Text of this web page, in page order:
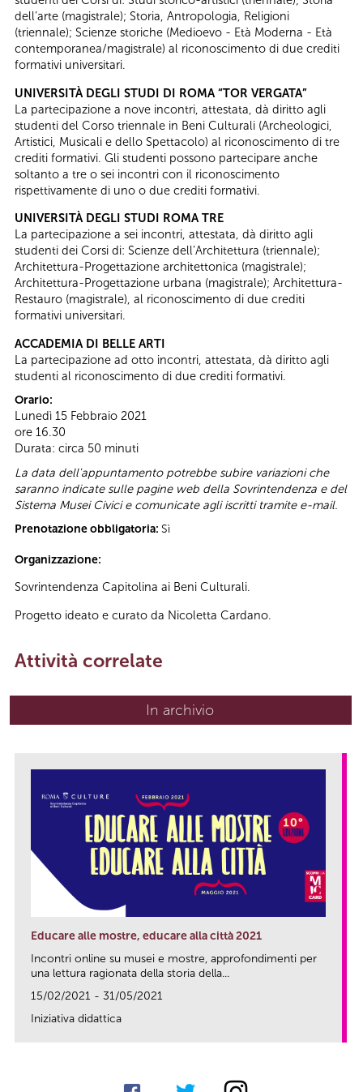
dell’arte (magistrale); Storia, Antropologia, Religioni
(triennale); Scienze storiche (Medioevo - Età Moderna - Età
contemporanea/magistrale) al riconoscimento di due crediti
formativi universitari.
UNIVERSITÀ DEGLI STUDI DI ROMA “TOR VERGATA”
La partecipazione a nove incontri, attestata, dà diritto agli
studenti del Corso triennale in Beni Culturali (Archeologici,
Artistici, Musicali e dello Spettacolo) al riconoscimento di tre
crediti formativi. Gli studenti possono partecipare anche
soltanto a tre o sei incontri con il riconoscimento
rispettivamente di uno o due crediti formativi.
UNIVERSITÀ DEGLI STUDI ROMA TRE
La partecipazione a sei incontri, attestata, dà diritto agli
studenti dei Corsi di: Scienze dell’Architettura (triennale);
Architettura-Progettazione architettonica (magistrale);
Architettura-Progettazione urbana (magistrale); Architettura-
Restauro (magistrale), al riconoscimento di due crediti
formativi universitari.
ACCADEMIA DI BELLE ARTI
La partecipazione ad otto incontri, attestata, dà diritto agli
studenti al riconoscimento di due crediti formativi.
Orario:
Lunedì 15 Febbraio 2021
ore 16.30
Durata: circa 50 minuti
La data dell'appuntamento potrebbe subire variazioni che
saranno indicate sulle pagine web della Sovrintendenza e del
Sistema Musei Civici e comunicate agli iscritti tramite e-mail.
Prenotazione obbligatoria: Sì
Organizzazione:
Sovrintendenza Capitolina ai Beni Culturali.
Progetto ideato e curato da Nicoletta Cardano.
Attività correlate
In archivio
Educare alle mostre, educare alla città 2021
Incontri online su musei e mostre, approfondimenti per
una lettura ragionata della storia della...
15/02/2021 - 31/05/2021
Iniziativa didattica